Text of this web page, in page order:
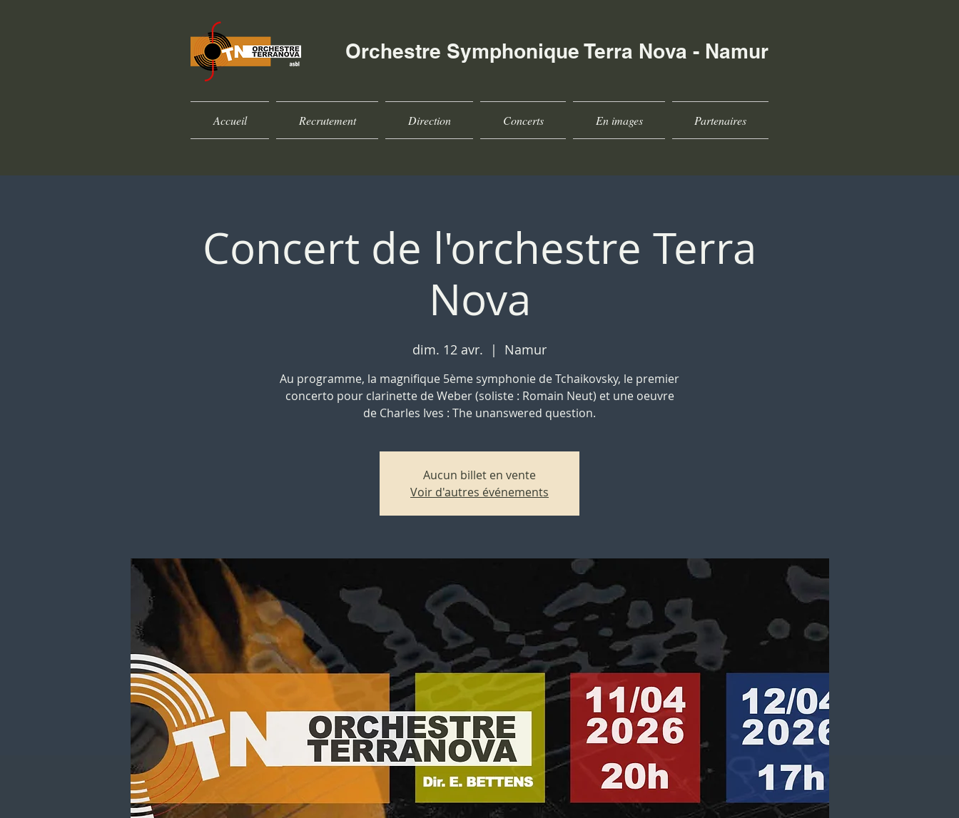
Orchestre Symphonique Terra Nova - Namur
Accueil Recrutement Direction Concerts En images Partenaires
Concert de l'orchestre Terra
Nova
dim. 12 avr.
  |
Namur
Au programme, la magnifique 5ème symphonie de Tchaikovsky, le premier
concerto pour clarinette de Weber (soliste : Romain Neut) et une oeuvre
de Charles Ives : The unanswered question.
Aucun billet en vente
Voir d'autres événements